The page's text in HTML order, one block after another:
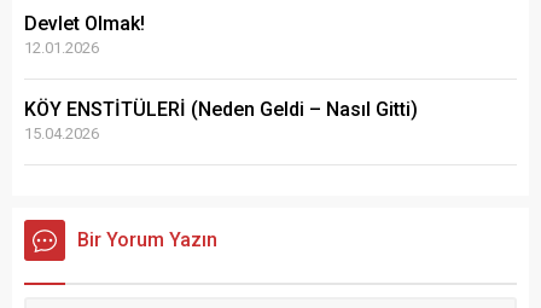
Devlet Olmak!
12.01.2026
KÖY ENSTİTÜLERİ (Neden Geldi – Nasıl Gitti)
15.04.2026
Bir Yorum Yazın